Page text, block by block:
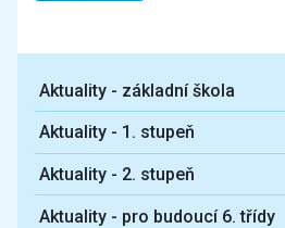
Aktuality - základní škola
Aktuality - 1. stupeň
Aktuality - 2. stupeň
Aktuality - pro budoucí 6. třídy